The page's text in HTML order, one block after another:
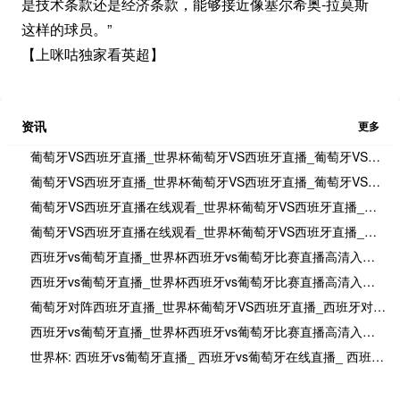
这样的球员。”
【上咪咕独家看英超】
资讯 更多
葡萄牙VS西班牙直播_世界杯葡萄牙VS西班牙直播_葡萄牙VS西班牙在线高清直播
葡萄牙VS西班牙直播_世界杯葡萄牙VS西班牙直播_葡萄牙VS西班牙在线高清直播
葡萄牙VS西班牙直播在线观看_世界杯葡萄牙VS西班牙直播_葡萄牙VS西班牙比赛观看直达入口
葡萄牙VS西班牙直播在线观看_世界杯葡萄牙VS西班牙直播_葡萄牙VS西班牙比赛观看直达入口
西班牙vs葡萄牙直播_世界杯西班牙vs葡萄牙比赛直播高清入口_西班牙vs葡萄牙预测分析直播
西班牙vs葡萄牙直播_世界杯西班牙vs葡萄牙比赛直播高清入口_西班牙vs葡萄牙预测分析直播
葡萄牙对阵西班牙直播_世界杯葡萄牙VS西班牙直播_西班牙对葡萄牙比赛直播在线无插件观看
西班牙vs葡萄牙直播_世界杯西班牙vs葡萄牙比赛直播高清入口_西班牙vs葡萄牙预测分析直播
世界杯: 西班牙vs葡萄牙直播_ 西班牙vs葡萄牙在线直播_ 西班牙vs葡萄牙CCTV5直播入口-24直播网